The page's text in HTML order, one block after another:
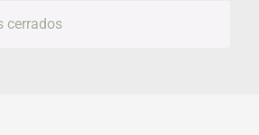
cerrados